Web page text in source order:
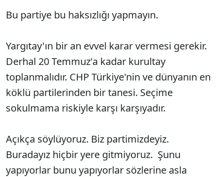
Bu partiye bu haksızlığı yapmayın.
Yargıtay'ın bir an evvel karar vermesi gerekir.
Derhal 20 Temmuz'a kadar kurultay
toplanmalıdır. CHP Türkiye'nin ve dünyanın en
köklü partilerinden bir tanesi. Seçime
sokulmama riskiyle karşı karşıyadır.
Açıkça söylüyoruz. Biz partimizdeyiz.
Buradayız hiçbir yere gitmiyoruz. Şunu
yapıyorlar bunu yapıyorlar sözlerine asla